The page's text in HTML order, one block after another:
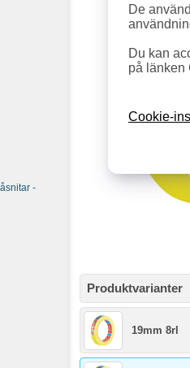
-
Produktvarianter
19mm 8rl
De
Du kan
på länken
Cookie-